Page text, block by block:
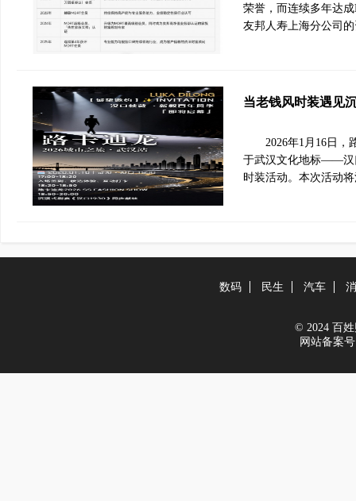
荣誉，而连续多年达
友邦人寿上海分公司
当老钱风时装遇见
2026年1月16日
于武汉文化地标——汉
时装活动。本次活动
数码 民生 汽车
© 2024 百姓
网站备案